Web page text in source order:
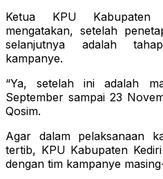
Ketua KPU Kabupaten
mengatakan, setelah
selanjutnya adalah
kampanye.
“Ya, setelah ini adalah
September sampai 23
Qosim.
Agar dalam pelaksanaan
tertib, KPU Kabupaten
dengan tim kampanye